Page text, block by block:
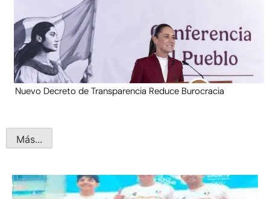
Nuevo Decreto de Transparencia Reduce Burocracia
Más...